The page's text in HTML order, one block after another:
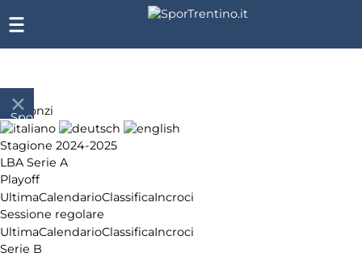
Bergonzi
Stagione 2024-2025
LBA Serie A
Playoff
UltimaCalendarioClassificaIncroci
Sessione regolare
UltimaCalendarioClassificaIncroci
Serie B
SporTrentino.it
Chi
siamo
Affiliazione
Pubblicità